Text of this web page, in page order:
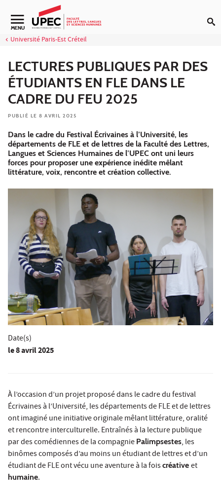
Aller au contenu
Navigation secondaire
MENU
Université Paris-Est Créteil
LECTURES PUBLIQUES PAR DES
ÉTUDIANTS EN FLE DANS LE
CADRE DU FEU 2025
PUBLIÉ LE 8 AVRIL 2025
Dans le cadre du Festival Écrivaines à l’Université, les
départements de FLE et de lettres de la Faculté des Lettres,
Langues et Sciences Humaines de l’UPEC ont uni leurs
forces pour proposer une expérience inédite mêlant
littérature, voix, rencontre et création collective.
Date(s)
le8 avril 2025
À l’occasion d’un projet proposé dans le cadre du festival
Écrivaines à l’Université, les départements de FLE et de lettres
ont imaginé une initiative originale mêlant littérature, oralité
et rencontre interculturelle. Entraînés à la lecture publique
par des comédiennes de la compagnie Palimpsestes, les
binômes composés d’au moins un étudiant de lettres et d’un
étudiant de FLE ont vécu une aventure à la foiscréative et
humaine.